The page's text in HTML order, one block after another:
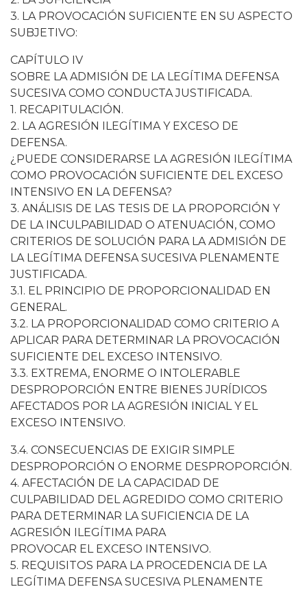
3. LA PROVOCACIÓN SUFICIENTE EN SU ASPECTO
SUBJETIVO:
CAPÍTULO IV
SOBRE LA ADMISIÓN DE LA LEGÍTIMA DEFENSA
SUCESIVA COMO CONDUCTA JUSTIFICADA.
1. RECAPITULACIÓN.
2. LA AGRESIÓN ILEGÍTIMA Y EXCESO DE
DEFENSA.
¿PUEDE CONSIDERARSE LA AGRESIÓN ILEGÍTIMA
COMO PROVOCACIÓN SUFICIENTE DEL EXCESO
INTENSIVO EN LA DEFENSA?
3. ANÁLISIS DE LAS TESIS DE LA PROPORCIÓN Y
DE LA INCULPABILIDAD O ATENUACIÓN, COMO
CRITERIOS DE SOLUCIÓN PARA LA ADMISIÓN DE
LA LEGÍTIMA DEFENSA SUCESIVA PLENAMENTE
JUSTIFICADA.
3.1. EL PRINCIPIO DE PROPORCIONALIDAD EN
GENERAL.
3.2. LA PROPORCIONALIDAD COMO CRITERIO A
APLICAR PARA DETERMINAR LA PROVOCACIÓN
SUFICIENTE DEL EXCESO INTENSIVO.
3.3. EXTREMA, ENORME O INTOLERABLE
DESPROPORCIÓN ENTRE BIENES JURÍDICOS
AFECTADOS POR LA AGRESIÓN INICIAL Y EL
EXCESO INTENSIVO.
3.4. CONSECUENCIAS DE EXIGIR SIMPLE
DESPROPORCIÓN O ENORME DESPROPORCIÓN.
4. AFECTACIÓN DE LA CAPACIDAD DE
CULPABILIDAD DEL AGREDIDO COMO CRITERIO
PARA DETERMINAR LA SUFICIENCIA DE LA
AGRESIÓN ILEGÍTIMA PARA
PROVOCAR EL EXCESO INTENSIVO.
5. REQUISITOS PARA LA PROCEDENCIA DE LA
LEGÍTIMA DEFENSA SUCESIVA PLENAMENTE